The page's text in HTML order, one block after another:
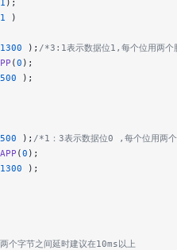
1 );
)
1300 ); /*3:1表示数据位1,每个位用两
(0 );
500 );
500 ); /*1：3表示数据位0 ,每个位用两
(0 );
1300 );
个字节之间延时建议在10ms以上